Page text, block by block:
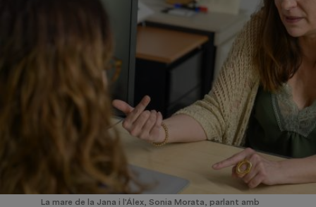
La mare de la Jana i l'Álex, Sonia Morata, parlant amb